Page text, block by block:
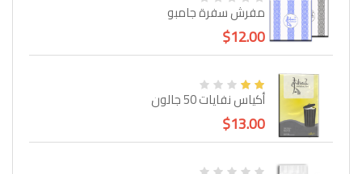
مفرش سفرة جامبو
$12.00
أكياس نفايات 50 جالون
$13.00